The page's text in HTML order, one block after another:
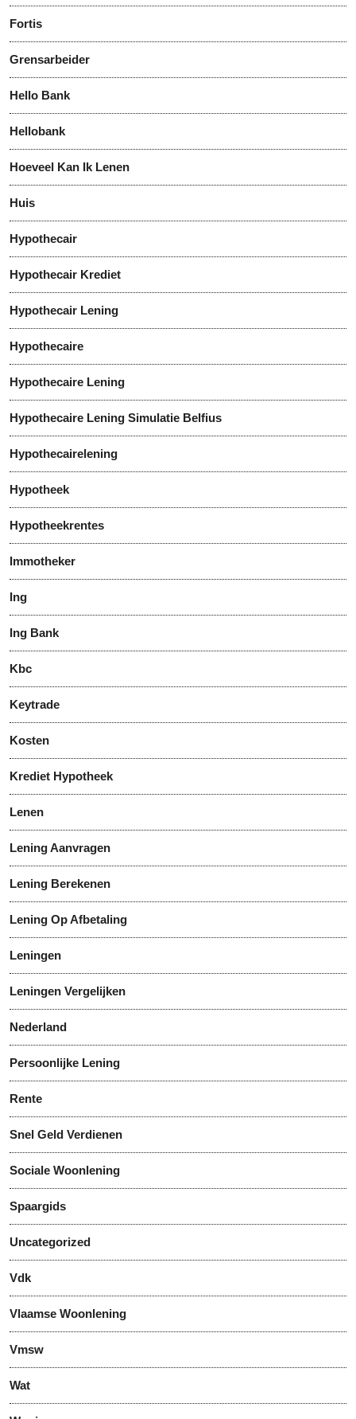
Fortis
Grensarbeider
Hello Bank
Hellobank
Hoeveel Kan Ik Lenen
Huis
Hypothecair
Hypothecair Krediet
Hypothecair Lening
Hypothecaire
Hypothecaire Lening
Hypothecaire Lening Simulatie Belfius
Hypothecairelening
Hypotheek
Hypotheekrentes
Immotheker
Ing
Ing Bank
Kbc
Keytrade
Kosten
Krediet Hypotheek
Lenen
Lening Aanvragen
Lening Berekenen
Lening Op Afbetaling
Leningen
Leningen Vergelijken
Nederland
Persoonlijke Lening
Rente
Snel Geld Verdienen
Sociale Woonlening
Spaargids
Uncategorized
Vdk
Vlaamse Woonlening
Vmsw
Wat